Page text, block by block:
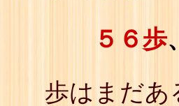
５６歩
歩はまだあ